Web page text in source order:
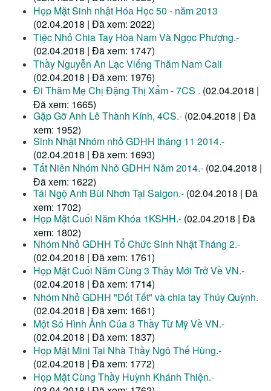
Họp Mặt Sinh nhật Hóa Học 50 - năm 2013
(02.04.2018 | Đã xem: 2022)
Tiệc Nhỏ Chia Tay Hòa Nam Và Ngọc Phượng.-
(02.04.2018 | Đã xem: 1747)
Thầy Nguyễn An Lạc Viếng Thăm Nam Cali
(02.04.2018 | Đã xem: 1976)
Đi Thăm Mẹ Chị Đặng Thị Xẩm - 7CS . (02.04.2018 |
Đã xem: 1665)
Gặp Gỡ Anh Lê Thành Kính, 4CS.- (02.04.2018 | Đã
xem: 1952)
Sinh Nhật Nhóm nhỏ GDHH tháng 11 2014.-
(02.04.2018 | Đã xem: 1693)
Tất Niên Nhóm Nhỏ GDHH Năm 2014.- (02.04.2018 |
Đã xem: 1622)
Tái Ngộ Anh Bùi Nhơn Tại Saigon.- (02.04.2018 | Đã
xem: 1702)
Họp Mặt Cuối Năm Khóa 1KSHH.- (02.04.2018 | Đã
xem: 1802)
Nhóm Nhỏ GDHH Tổ Chức Sinh Nhật Tháng 2.-
(02.04.2018 | Đã xem: 1761)
Họp Mặt Cuối Năm Cùng 3 Thầy Mới Trở Về VN.-
(02.04.2018 | Đã xem: 1714)
Nhóm Nhỏ GDHH "Đốt Tết" và chia tay Thúy Quỳnh.
(02.04.2018 | Đã xem: 1661)
Một Số Hình Ảnh Của 3 Thầy Từ Mỹ Về VN.-
(02.04.2018 | Đã xem: 1837)
Họp Mặt Mini Tại Nhà Thầy Ngô Thế Hùng.-
(02.04.2018 | Đã xem: 1772)
Họp Mặt Cùng Thầy Huỳnh Khánh Thiện.-